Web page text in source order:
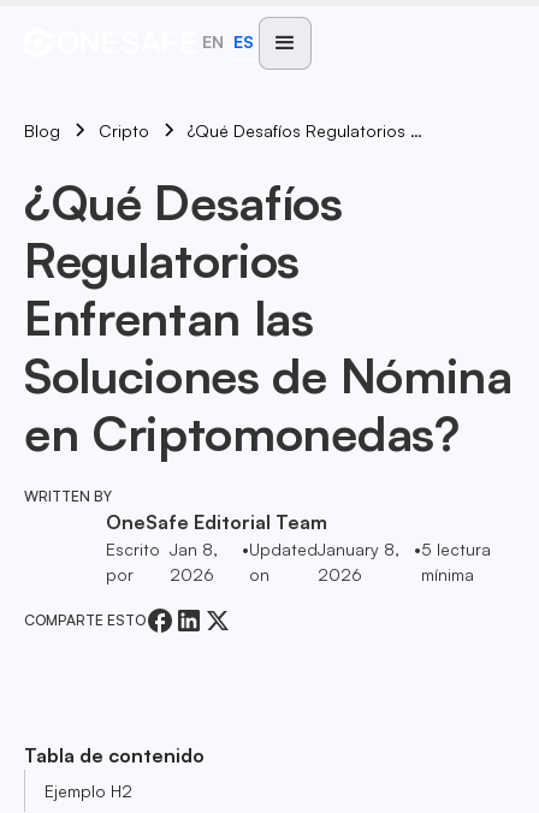
EN ES
Blog Cripto ¿Qué Desafíos Regulatorios Enfrentan Las Soluciones De Nómina En Criptomonedas?
¿Qué Desafíos
Regulatorios
Enfrentan las
Soluciones de Nómina
en Criptomonedas?
WRITTEN BY
OneSafe Editorial Team
Escrito
por
Jan 8,
2026
•Updated
on
January 8,
2026
•5 lectura
mínima
COMPARTE ESTO
Tabla de contenido
Ejemplo H2